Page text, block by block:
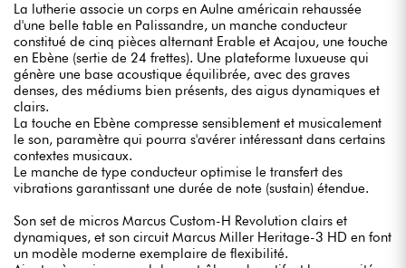
La lutherie associe un corps en Aulne américain rehaussée
d'une belle table en Palissandre, un manche conducteur
constitué de cinq pièces alternant Erable et Acajou, une touche
en Ebène (sertie de 24 frettes). Une plateforme luxueuse qui
génère une base acoustique équilibrée, avec des graves
denses, des médiums bien présents, des aigus dynamiques et
clairs.
La touche en Ebène compresse sensiblement et musicalement
le son, paramètre qui pourra s'avérer intéressant dans certains
contextes musicaux.
Le manche de type conducteur optimise le transfert des
vibrations garantissant une durée de note (sustain) étendue.
Son set de micros Marcus Custom-H Revolution clairs et
dynamiques, et son circuit Marcus Miller Heritage-3 HD en font
un modèle moderne exemplaire de flexibilité.